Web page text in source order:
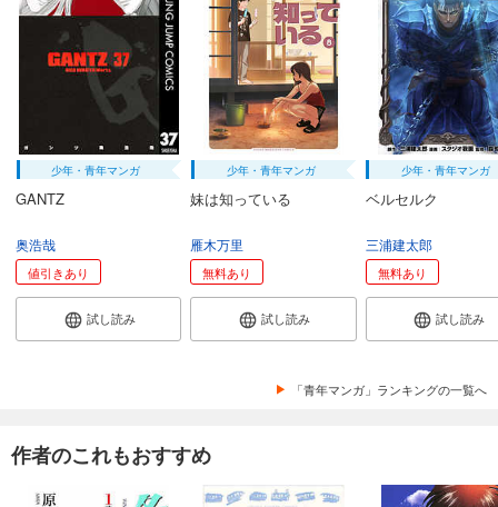
少年・青年マンガ
GANTZ
奥浩哉
値引きあり
試し読み
少年・青年マンガ
妹は知っている
雁木万里
無料あり
試し読み
少年・青年マンガ
ベルセルク
三浦建太郎
無料あり
試し読み
「青年マンガ」ランキングの一覧へ
作者のこれもおすすめ